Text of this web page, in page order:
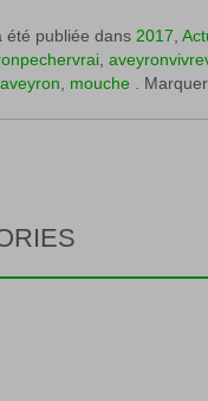
été publiée dans 2017
mouche .